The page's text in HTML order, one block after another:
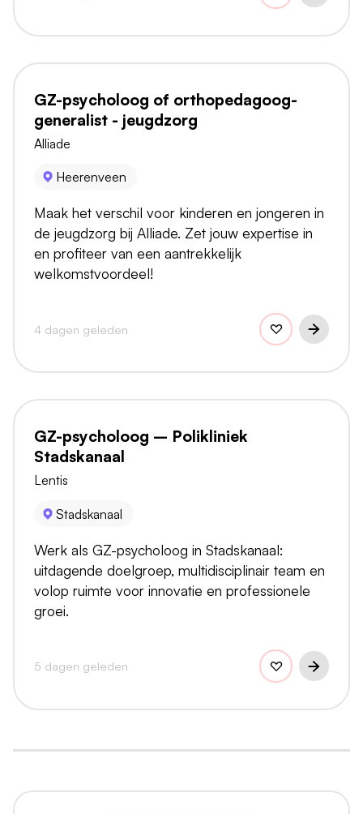
GZ-psycholoog of orthopedagoog-
generalist - jeugdzorg
Alliade
Heerenveen
Maak het verschil voor kinderen en jongeren in
de jeugdzorg bij Alliade. Zet jouw expertise in
en profiteer van een aantrekkelijk
welkomstvoordeel!
4 dagen geleden
GZ-psycholoog – Polikliniek
Stadskanaal
Lentis
Stadskanaal
Werk als GZ-psycholoog in Stadskanaal:
uitdagende doelgroep, multidisciplinair team en
volop ruimte voor innovatie en professionele
groei.
5 dagen geleden